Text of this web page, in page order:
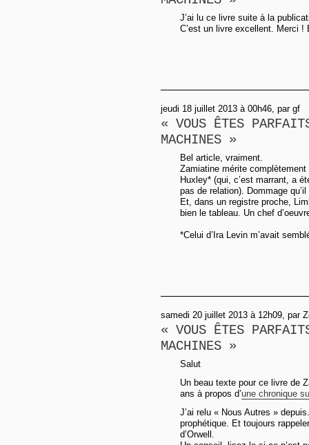
J’ai lu ce livre suite à la
C’est un livre excellent. Merci !
jeudi 18 juillet 2013 à 00h46, par gf
« VOUS ÊTES
MACHINES »
Bel article, vraiment.
Zamiatine mérite
Huxley* (qui, c’est marrant, a
pas de relation). Dommage
Et, dans un registre proche,
bien le tableau. Un chef
*Celui d’Ira Levin m’avait
samedi 20 juillet 2013 à 12h09, par
« VOUS ÊTES
MACHINES »
Salut
Un beau texte pour ce livre de
ans à propos d’une chronique
J’ai relu « Nous Autres »
prophétique. Et toujours
d’Orwell.